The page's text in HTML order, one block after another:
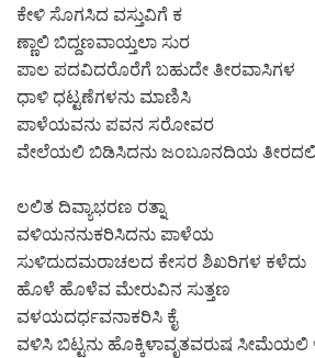
ಕೇಳಿ ಸೊಗಸಿದ ವಸ್ತುವಿಗೆ ಕ
ಣ್ಣಾಲಿ ಬಿದ್ದಣವಾಯ್ತಲಾ ಸುರ
ಪಾಲ ಪದವಿದರೊರೆಗೆ ಬಹುದೇ ತೀರವಾಸಿಗಳ
ಧಾಳಿ ಧಟ್ಟಣೆಗಳನು ಮಾಣಿಸಿ
ಪಾಳೆಯವನು ಪವನ ಸರೋವರ
ವೇಲೆಯಲಿ ಬಿಡಿಸಿದನು ಜಂಬೂನದಿಯ
ಲಲಿತ ದಿವ್ಯಾಭರಣ ರತ್ನಾ
ವಳಿಯನನುಕರಿಸಿದನು ಪಾಳೆಯ
ಸುಳಿದುದಮರಾಚಲದ ಕೇಸರ ಶಿಖರಿಗಳ ಕಳೆದು
ಹೊಳೆ ಹೊಳೆವ ಮೇರುವಿನ ಸುತ್ತಣ
ವಳಯದರ್ಧವನಾಕರಿಸಿ ಕೈ
ವಳಿಸಿ ಬಿಟ್ಟನು ಹೊಕ್ಕಿಳಾವೃತವರುಷ ಸೀಮೆಯಲಿ